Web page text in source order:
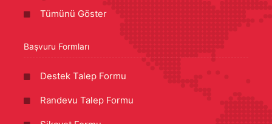
Tümünü Göster
Başvuru Formları
Destek Talep Formu
Randevu Talep Formu